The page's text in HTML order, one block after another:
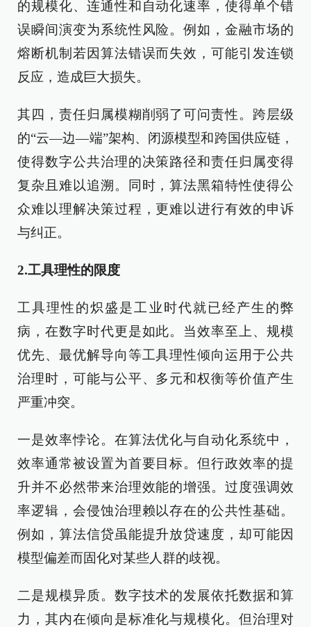
的规模化、连通性和自动化速率，使得单个错
误瞬间演变为系统性风险。例如，金融市场的
熔断机制若因算法错误而失效，可能引发连锁
反应，造成巨大损失。
其四，责任归属模糊削弱了可问责性。跨层级
的“云—边—端”架构、闭源模型和跨国供应链，
使得数字公共治理的决策路径和责任归属变得
复杂且难以追溯。同时，算法黑箱特性使得公
众难以理解决策过程，更难以进行有效的申诉
与纠正。
2.工具理性的限度
工具理性的炽盛是工业时代就已经产生的弊
病，在数字时代更是如此。当效率至上、规模
优先、最优解导向等工具理性倾向运用于公共
治理时，可能与公平、多元和权衡等价值产生
严重冲突。
一是效率悖论。在算法优化与自动化系统中，
效率通常被设置为首要目标。但行政效率的提
升并不必然带来治理效能的增强。过度强调效
率逻辑，会侵蚀治理赖以存在的公共性基础。
例如，算法信贷虽能提升放贷速度，却可能因
模型偏差而固化对某些人群的歧视。
二是规模异质。数字技术的发展依托数据和算
力，其内在倾向是标准化与规模化。但治理对